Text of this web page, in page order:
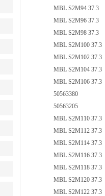
MBL S2M94 37.3
MBL S2M96 37.3
MBL S2M98 37.3
MBL S2M100 37.3
MBL S2M102 37.3
MBL S2M104 37.3
MBL S2M106 37.3
50563380
50563205
MBL S2M110 37.3
MBL S2M112 37.3
MBL S2M114 37.3
MBL S2M116 37.3
MBL S2M118 37.3
MBL S2M120 37.3
MBL S2M122 37.3